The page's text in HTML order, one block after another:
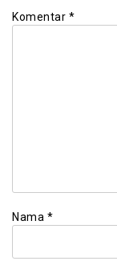
Komentar *
Nama *